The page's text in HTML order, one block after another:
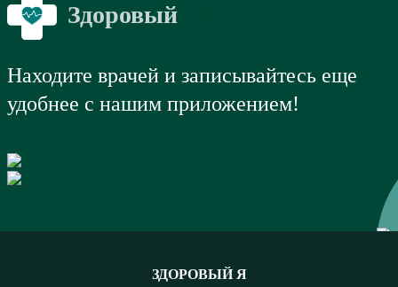
Здоровый
Находите врачей и записывайтесь еще
удобнее с нашим приложением!
ЗДОРОВЫЙ Я